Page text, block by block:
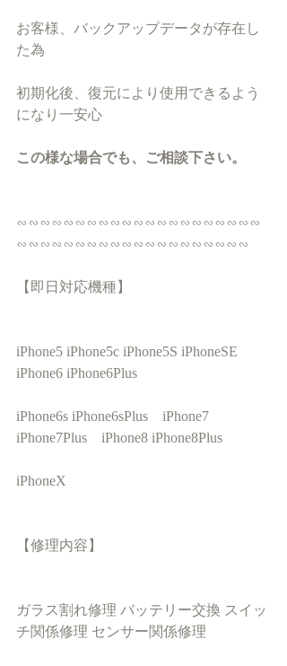
お客様、バックアップデータが存在し
た為
初期化後、復元により使用できるよう
になり一安心
この様な場合でも、ご相談下さい。
∽∽∽∽∽∽∽∽∽∽∽∽∽∽∽∽∽∽∽∽∽
∽∽∽∽∽∽∽∽∽∽∽∽∽∽∽∽∽∽∽∽
【即日対応機種】
iPhone5 iPhone5c iPhone5S iPhoneSE
iPhone6 iPhone6Plus
iPhone6s iPhone6sPlus　iPhone7
iPhone7Plus　iPhone8 iPhone8Plus
iPhoneX
【修理内容】
ガラス割れ修理 バッテリー交換 スイッ
チ関係修理 センサー関係修理